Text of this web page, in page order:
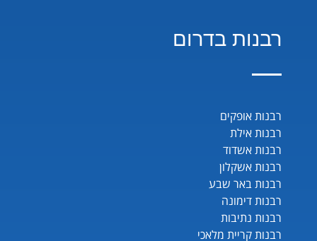
רבנות בדרום
רבנות אופקים
רבנות אילת
רבנות אשדוד
רבנות אשקלון
רבנות באר שבע
רבנות דימונה
רבנות נתיבות
רבנות קריית מלאכי